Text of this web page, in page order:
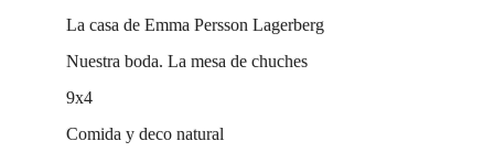
La casa de Emma Persson Lagerberg
Nuestra boda. La mesa de chuches
9x4
Comida y deco natural